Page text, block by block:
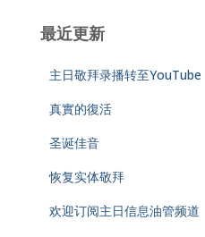
最近更新
主日敬拜录播转至YouTube
真實的復活
圣诞佳音
恢复实体敬拜
欢迎订阅主日信息油管频道